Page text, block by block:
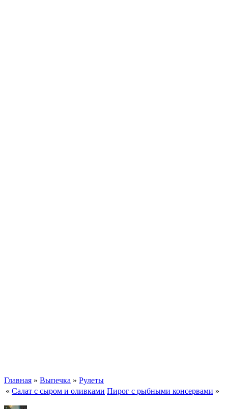
Главная » Выпечка » Рулеты
« Салат с сыром и оливками Пирог с рыбными консервами »